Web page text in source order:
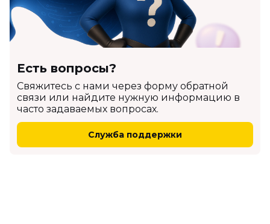
Есть вопросы?
Cвяжитесь с нами через форму обратной
связи или найдите нужную информацию в
часто задаваемых вопросах.
Служба поддержки